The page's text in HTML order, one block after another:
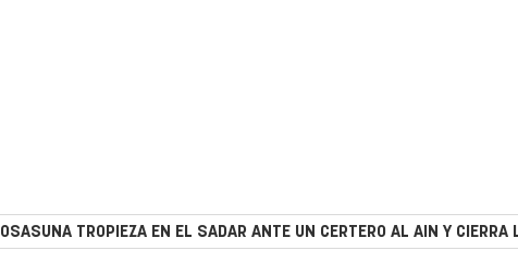
OSASUNA TROPIEZA EN EL SADAR ANTE UN CERTERO AL AIN Y